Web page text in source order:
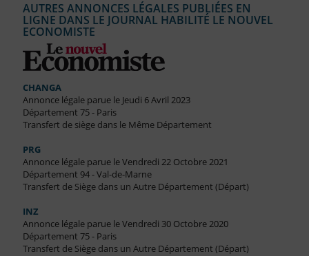
AUTRES ANNONCES LÉGALES PUBLIÉES EN
LIGNE DANS LE JOURNAL HABILITÉ LE NOUVEL
ECONOMISTE
CHANGA
Annonce légale parue le Jeudi 6 Avril 2023
Département 75 - Paris
Transfert de siège dans le Même Département
PRG
Annonce légale parue le Vendredi 22 Octobre 2021
Département 94 - Val-de-Marne
Transfert de Siège dans un Autre Département (Départ)
INZ
Annonce légale parue le Vendredi 30 Octobre 2020
Département 75 - Paris
Transfert de Siège dans un Autre Département (Départ)